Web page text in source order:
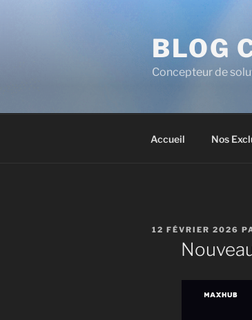
BLOG
Concepteur de
Accueil Nos
12 FÉVRIER 2026